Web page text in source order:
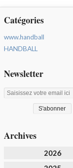
Catégories
www.handball
HANDBALL
Newsletter
Archives
2026